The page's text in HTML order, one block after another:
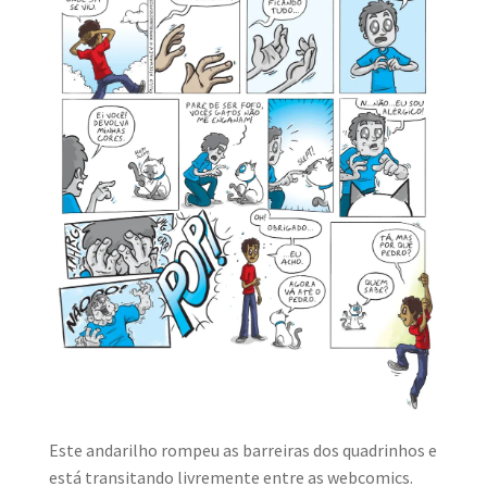
MINHA CONTA
CARRINHO
Search Button
Este andarilho rompeu as barreiras dos quadrinhos e
está transitando livremente entre as webcomics.